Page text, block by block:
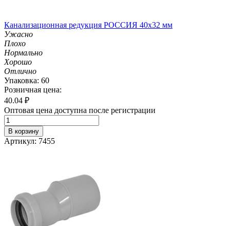
Канализационная редукция РОССИЯ 40х32 мм
Ужасно
Плохо
Нормально
Хорошо
Отлично
Упаковка: 60
Розничная цена:
40.04 ₽
Оптовая цена доступна после регистрации
В корзину
Артикул: 7455